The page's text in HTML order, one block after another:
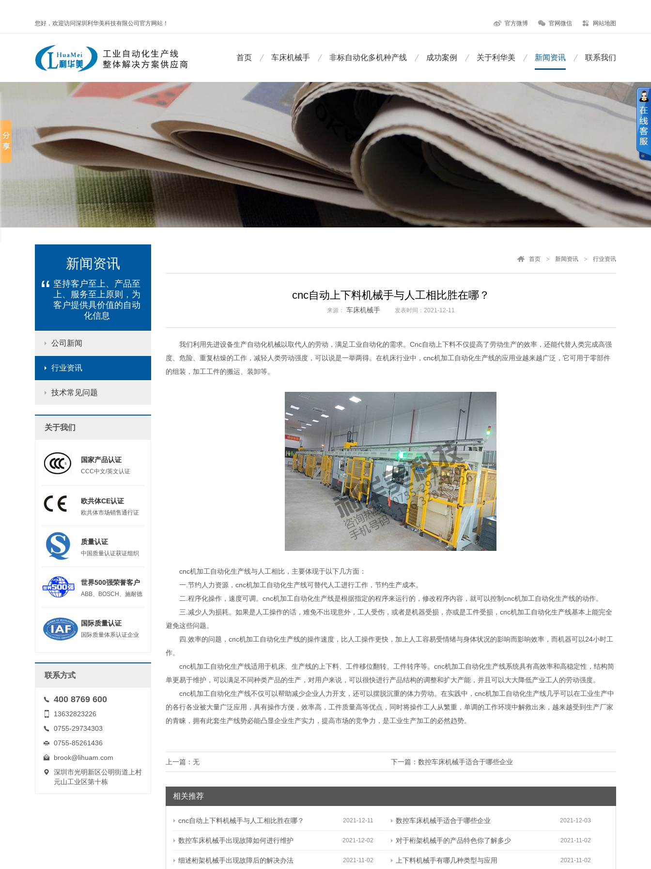
您好，欢迎访问深圳利华美科技有限公司官方网站！ 官方微博 官网微信 网站地图
首页 车床机械手 非标自动化多机种产线 成功案例 关于利华美 新闻资讯 联系我们
新闻资讯
“ 坚持客户至上、产品至
上、服务至上原则，为
客户提供具价值的自动
化信息
公司新闻
行业资讯
技术常见问题
关于我们
国家产品认证
CCC中文/英文认证
欧共体CE认证
欧共体市场销售通行证
质量认证
中国质量认证获证组织
世界500强荣誉客户
ABB、BOSCH、施耐德
国际质量认证
国际质量体系认证企业
联系方式
400 8769 600
13632823226
0755-29734303
0755-85261436
brook@lihuam.com
深圳市光明新区公明街道上村
元山工业区第十栋
首页 新闻资讯 行业资讯
cnc自动上下料机械手与人工相比胜在哪？
来源： 车床机械手 发表时间：2021-12-11
我们利用先进设备生产自动化机械以取代人的劳动，满足工业自动化的需求。Cnc自动上下料不仅提高了劳动生产的效率，还能代替人类完成高强
度、危险、重复枯燥的工作，减轻人类劳动强度，可以说是一举两得。在机床行业中，cnc机加工自动化生产线的应用业越来越广泛，它可用于零部件
的组装，加工工件的搬运、装卸等。
cnc机加工自动化生产线与人工相比，主要体现于以下几方面：
一.节约人力资源，cnc机加工自动化生产线可替代人工进行工作，节约生产成本。
二.程序化操作，速度可调。cnc机加工自动化生产线是根据指定的程序来运行的，修改程序内容，就可以控制cnc机加工自动化生产线的动作。
三.减少人为损耗。如果是人工操作的话，难免不出现意外，工人受伤，或者是机器受损，亦或是工件受损，cnc机加工自动化生产线基本上能完全
避免这些问题。
四.效率的问题，cnc机加工自动化生产线的操作速度，比人工操作更快，加上人工容易受情绪与身体状况的影响而影响效率，而机器可以24小时工
作。
cnc机加工自动化生产线适用于机床、生产线的上下料、工件移位翻转、工件转序等。cnc机加工自动化生产线系统具有高效率和高稳定性，结构简
单更易于维护，可以满足不同种类产品的生产，对用户来说，可以很快进行产品结构的调整和扩大产能，并且可以大大降低产业工人的劳动强度。
cnc机加工自动化生产线不仅可以帮助减少企业人力开支，还可以摆脱沉重的体力劳动。在实践中，cnc机加工自动化生产线几乎可以在工业生产中
的各行各业被大量广泛应用，具有操作方便，效率高，工件质量高等优点，同时将操作工人从繁重，单调的工作环境中解救出来，越来越受到生产厂家
的青睐，拥有此套生产线势必能凸显企业生产实力，提高市场的竞争力，是工业生产加工的必然趋势。
下一篇： 数控车床机械手适合于哪些企业
上一篇：无
相关推荐
2021-12-11
cnc自动上下料机械手与人工相比胜在哪？ 2021-12-03
数控车床机械手适合于哪些企业
2021-12-02
数控车床机械手出现故障如何进行维护 2021-11-02
对于桁架机械手的产品特色你了解多少
2021-11-02
细述桁架机械手出现故障后的解决办法 2021-11-02
上下料机械手有哪几种类型与应用